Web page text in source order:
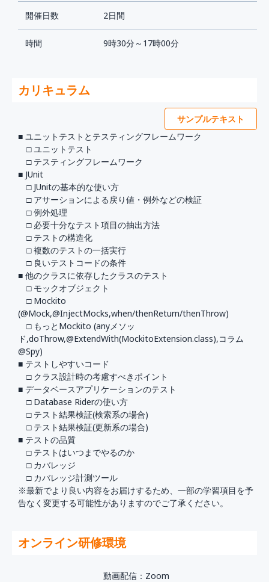
開催日数 2日間
時間 9時30分～17時00分
カリキュラム
サンプルテキスト
■ ユニットテストとテスティングフレームワーク
□ ユニットテスト
□ テスティングフレームワーク
■ JUnit
□ JUnitの基本的な使い方
□ アサーションによる戻り値・例外などの検証
□ 例外処理
□ 必要十分なテスト項目の抽出方法
□ テストの構造化
□ 複数のテストの一括実行
□ 良いテストコードの条件
■ 他のクラスに依存したクラスのテスト
□ モックオブジェクト
□ Mockito
(@Mock,@InjectMocks,when/thenReturn/thenThrow)
□ もっとMockito (anyメソッ
ド,doThrow,@ExtendWith(MockitoExtension.class),コラム
@Spy)
■ テストしやすいコード
□ クラス設計時の考慮すべきポイント
■ データベースアプリケーションのテスト
□ Database Riderの使い方
□ テスト結果検証(検索系の場合)
□ テスト結果検証(更新系の場合)
■ テストの品質
□ テストはいつまでやるのか
□ カバレッジ
□ カバレッジ計測ツール
※最新でより良い内容をお届けするため、一部の学習項目を予
告なく変更する可能性がありますのでご了承ください。
オンライン研修環境
動画配信：Zoom